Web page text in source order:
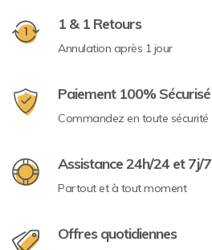
1 & 1 Retours
Annulation après 1 jour
Paiement 100% Sécurisé
Commandez en toute sécurité
Assistance 24h/24 et 7j/7
Partout et à tout moment
Offres quotidiennes